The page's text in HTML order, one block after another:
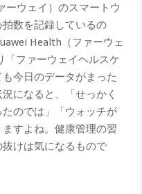
ーウェイ）のスマートウ
数を記録しているの
Health（ファーウェ
「ファーウェイヘルスケ
今日のデータがまった
になると、「せっかく
のでは」「ウォッチが
すよね。健康管理の習
けは気になるもので